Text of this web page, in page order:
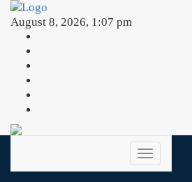
August 8, 2026, 1:07 pm
Toggle
navigation